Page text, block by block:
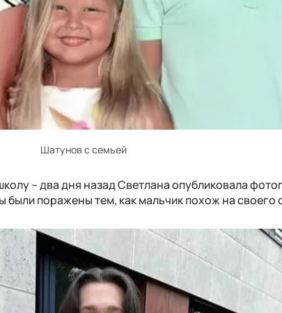
Шатунов с семьей
– два дня назад Светлана опубликовала
были поражены тем, как мальчик похож на своего